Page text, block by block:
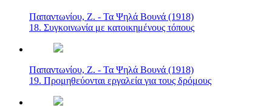
Παπαντωνίου, Ζ. - Τα Ψηλά Βουνά (1918)
18. Συγκοινωνία με κατοικημένους τόπους
Παπαντωνίου, Ζ. - Τα Ψηλά Βουνά (1918)
19. Προμηθεύονται εργαλεία για τους δρόμους